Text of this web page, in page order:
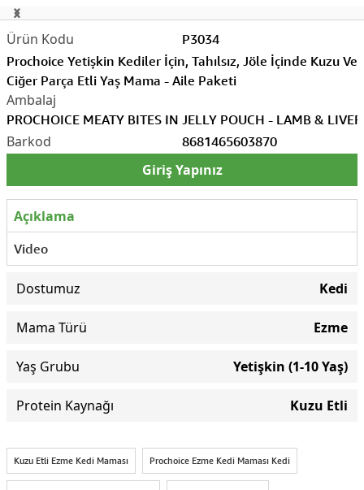
P3034
PROCHOICE MEATY BITES IN JELLY POUCH - LAMB &
Prochoice Yetişkin Kediler İçin, Tahılsız, Jöle İçinde Kuzu Ve
Ciğer Parça Etli Yaş Mama - Aile Paketi
8681465603870
Giriş Yapınız
Açıklama
Video
Dostumuz Kedi
Mama Türü Ezme
Yaş Grubu Yetişkin (1-10 Yaş)
Protein Kaynağı Kuzu Etli
Kuzu Etli Ezme Kedi Maması Prochoice Ezme Kedi Maması Kedi